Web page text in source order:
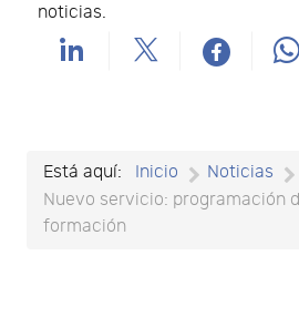
noticias.
Está aquí: Inicio Noticias
Nuevo servicio: programación
formación